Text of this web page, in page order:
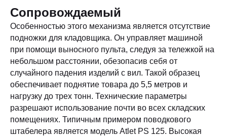
Сопровождаемый
Особенностью этого механизма является отсутствие
подножки для кладовщика. Он управляет машиной
при помощи выносного пульта, следуя за тележкой на
небольшом расстоянии, обезопасив себя от
случайного падения изделий с вил. Такой образец
обеспечивает поднятие товара до 5,5 метров и
нагрузку до трех тонн. Технические параметры
разрешают использование почти во всех складских
помещениях. Типичным примером поводкового
штабелера является модель Atlet PS 125. Высокая